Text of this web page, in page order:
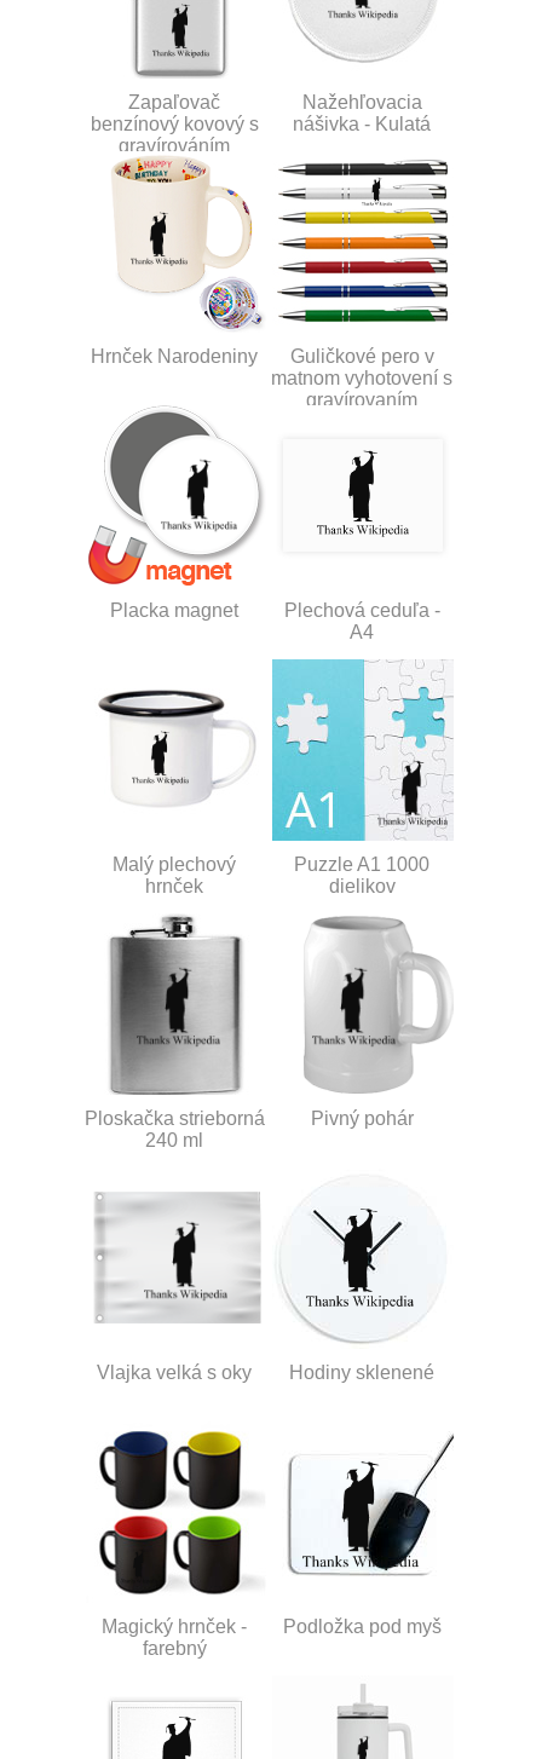
Zapaľovač
benzínový kovový s
gravírováním
Nažehľovacia
nášivka - Kulatá
Hrnček Narodeniny
Guličkové pero v
matnom vyhotovení s
gravírovaním
Placka magnet
Plechová ceduľa -
A4
Malý plechový
hrnček
Puzzle A1 1000
dielikov
Ploskačka strieborná
240 ml
Pivný pohár
Vlajka velká s oky Hodiny sklenené
Magický hrnček -
farebný
Podložka pod myš